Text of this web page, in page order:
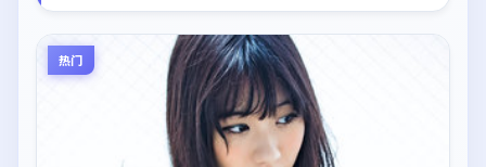
热门